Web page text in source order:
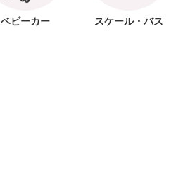
ベビーカー スケール・バス